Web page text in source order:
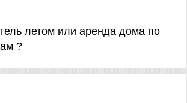
летом или аренда дома по
?